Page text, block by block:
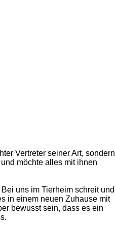
Vertreter seiner Art, sondern
möchte alles mit ihnen
uns im Tierheim schreit und
in einem neuen Zuhause mit
bewusst sein, dass es ein